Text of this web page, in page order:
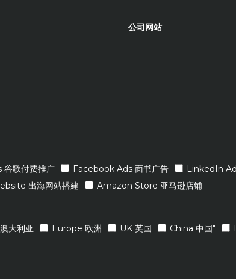
公司网站
歌付费推广 Facebook Ads 面书广告
LinkedIn
出海网站搭建 Amazon Store 亚马逊店铺
大利亚 Europe 欧洲 UK 英国 China 中国"